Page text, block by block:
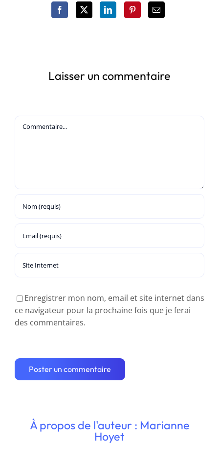
Laisser un commentaire
Enregistrer mon nom, email et site internet dans
ce navigateur pour la prochaine fois que je ferai
des commentaires.
À propos de l'auteur : Marianne
Hoyet